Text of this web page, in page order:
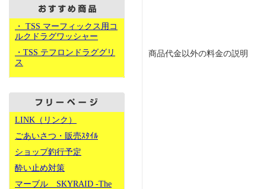
・ TSS マーフィックス用コ
ルクドラグワッシャー
・TSS テフロンドラググリ
ス
LINK（リンク）
ごあいさつ・販売ｽﾀｲﾙ
ショップ釣行予定
酔い止め対策
マーブル SKYRAID -The
商品代金以外の料金の説明